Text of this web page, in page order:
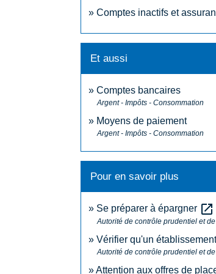
Comptes inactifs et
Et aussi
Comptes bancaires
Argent - Impôts - Consommation
Moyens de paiement
Argent - Impôts - Consommation
Pour en savoir plus
Se préparer à épargner open_in_new
Autorité de contrôle prudentiel et
Vérifier qu'un
Autorité de contrôle prudentiel et
Attention aux offres de